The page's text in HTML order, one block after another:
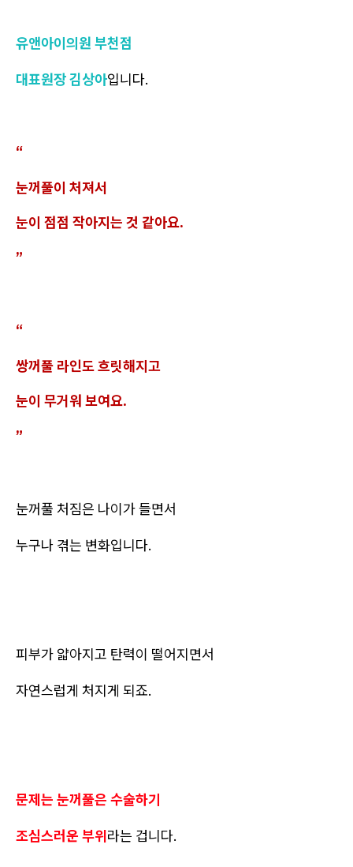
유앤아이의원 부천점
대표원장 김상아입니다.
“
눈꺼풀이 처져서
눈이 점점 작아지는 것 같아요.
”
“
쌍꺼풀 라인도 흐릿해지고
눈이 무거워 보여요.
”
눈꺼풀 처짐은 나이가 들면서
누구나 겪는 변화입니다.
피부가 얇아지고 탄력이 떨어지면서
자연스럽게 처지게 되죠.
문제는 눈꺼풀은 수술하기
조심스러운 부위라는 겁니다.